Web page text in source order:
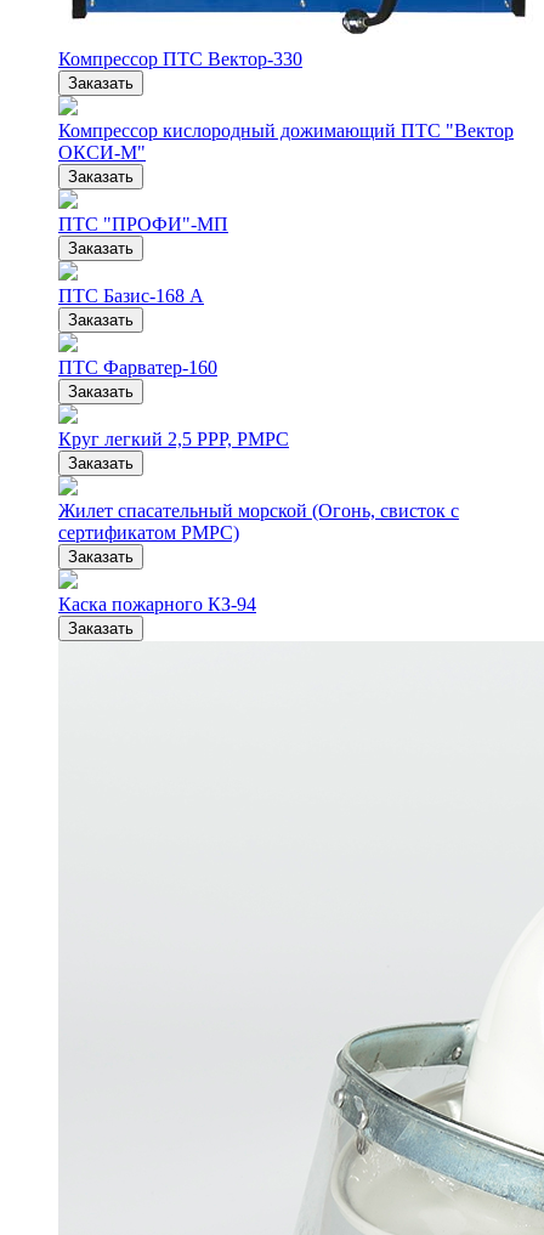
Компрессор ПТС Вектор-330
Заказать
Компрессор кислородный дожимающий ПТС "Вектор
ОКСИ-М"
Заказать
ПТС "ПРОФИ"-МП
Заказать
ПТС Базис-168 А
Заказать
ПТС Фарватер-160
Заказать
Круг легкий 2,5 РРР, РМРС
Заказать
Жилет спасательный морской (Огонь, свисток с
сертификатом РМРС)
Заказать
Каска пожарного КЗ-94
Заказать